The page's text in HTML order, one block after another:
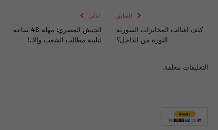
السابق
كيف اغتالت المخابرات السورية
الثورة من الداخل؟
التالي
الجيش المصري: مهلة 48 ساعة
لتلبية مطالب الشعب وإلا..!
التعليقات مغلقة.